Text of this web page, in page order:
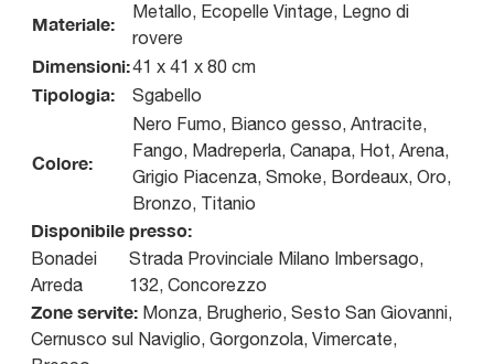
Materiale:
Metallo, Ecopelle Vintage, Legno di
rovere
Dimensioni:41 x 41 x 80 cm
Tipologia: Sgabello
Colore:
Nero Fumo, Bianco gesso, Antracite,
Fango, Madreperla, Canapa, Hot, Arena,
Grigio Piacenza, Smoke, Bordeaux, Oro,
Bronzo, Titanio
Disponibile presso:
Bonadei
Arreda
Strada Provinciale Milano Imbersago,
132, Concorezzo
Zone servite: Monza, Brugherio, Sesto San Giovanni,
Cernusco sul Naviglio, Gorgonzola, Vimercate,